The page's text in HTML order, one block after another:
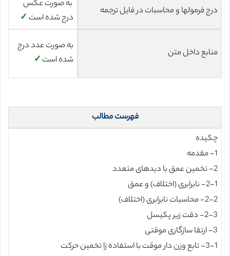
درج فرمولها و محاسبات در فایل ترجمه
به صورت عکس
درج شده است ✓
منابع داخل متن
به صورت عدد درج
شده است ✓
فهرست مطالب
چکیده
1- مقدمه
2- تخمین عمق با دیدهای متعدد
2-1- نابرابری (اختلاف) و عمق
2-2- محاسبات نابرابری (اختلاف)
2-3- دقت زیر پکیسل
3- ارتقا سازگاری موقتی
3-1- تابع وزن دار موقت با استفاده زا تخمین حرکت